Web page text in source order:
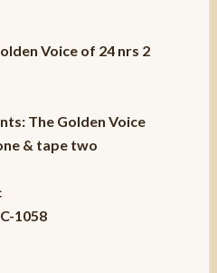
Voice of 24 nrs 2
The Golden Voice
& tape two
1058